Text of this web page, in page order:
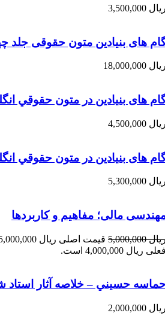
های بنیادین متون حقوقی جلد
های بنیادین در متون حقوقي
های بنیادین در متون حقوقي
مالی؛ مفاهیم و کاربردها
5,000,000 قیمت اصلی ریال 5,000,000 بود.
ریال 4,000,000 است.
حسيني – خلاصه آثار